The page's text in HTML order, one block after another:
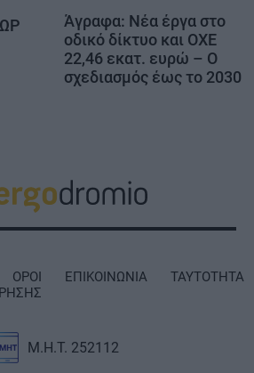
Άγραφα: Νέα έργα στο
οδικό δίκτυο και ΟΧΕ
22,46 εκατ. ευρώ – Ο
σχεδιασμός έως το 2030
Μ.Η.Τ. 252112
ΟΡΟΙ
ΕΠΙΚΟΙΝΩΝΙΑ ΤΑΥΤΟΤΗΤΑ